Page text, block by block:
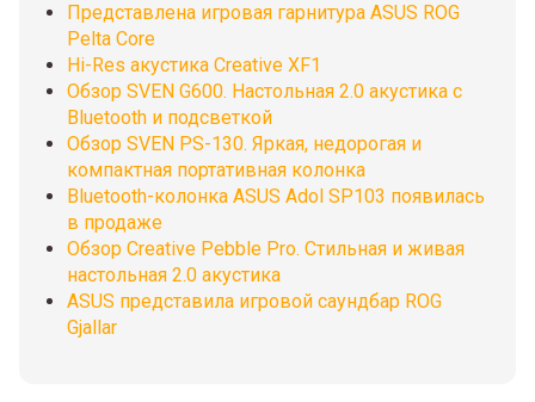
Представлена игровая гарнитура ASUS ROG
Pelta Core
Hi-Res акустика Creative XF1
Обзор SVEN G600. Настольная 2.0 акустика с
Bluetooth и подсветкой
Обзор SVEN PS-130. Яркая, недорогая и
компактная портативная колонка
Bluetooth-колонка ASUS Adol SP103 появилась
в продаже
Обзор Creative Pebble Pro. Стильная и живая
настольная 2.0 акустика
ASUS представила игровой саундбар ROG
Gjallar